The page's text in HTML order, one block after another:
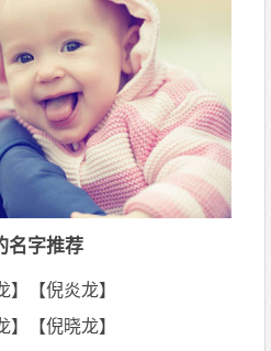
名字推荐
】【倪炎龙】
】【倪晓龙】